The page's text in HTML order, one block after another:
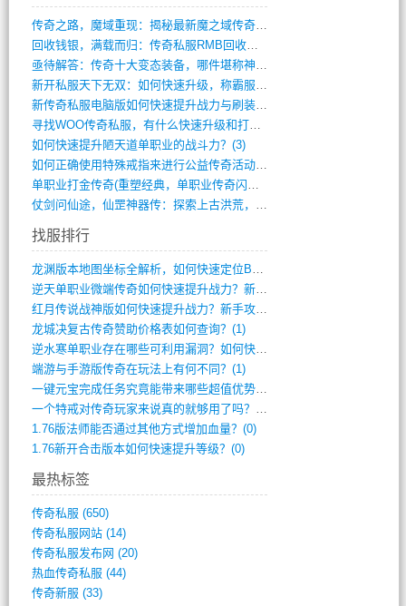
传奇之路，魔域重现：揭秘最新魔之域传奇攻(712)
回收钱银，满载而归：传奇私服RMB回收装(548)
亟待解答：传奇十大变态装备，哪件堪称神器(347)
新开私服天下无双：如何快速升级，称霸服务(681)
新传奇私服电脑版如何快速提升战力与刷装备(835)
寻找WOO传奇私服，有什么快速升级和打宝(864)
如何快速提升陋天道单职业的战斗力？(3)
如何正确使用特殊戒指来进行公益传奇活动？(10)
单职业打金传奇(重塑经典，单职业传奇闪耀(10)
仗剑问仙途，仙罡神器传：探索上古洪荒，揭(813)
找服排行
龙渊版本地图坐标全解析，如何快速定位BO(3)
逆天单职业微端传奇如何快速提升战力？新手(2)
红月传说战神版如何快速提升战力？新手攻略(2)
龙城决复古传奇赞助价格表如何查询？(1)
逆水寒单职业存在哪些可利用漏洞？如何快速(1)
端游与手游版传奇在玩法上有何不同？(1)
一键元宝完成任务究竟能带来哪些超值优势？(0)
一个特戒对传奇玩家来说真的就够用了吗？(0)
1.76版法师能否通过其他方式增加血量？(0)
1.76新开合击版本如何快速提升等级？(0)
最热标签
传奇私服 (650)
传奇私服网站(14)
传奇私服发布网 (20)
热血传奇私服 (44)
传奇新服 (33)